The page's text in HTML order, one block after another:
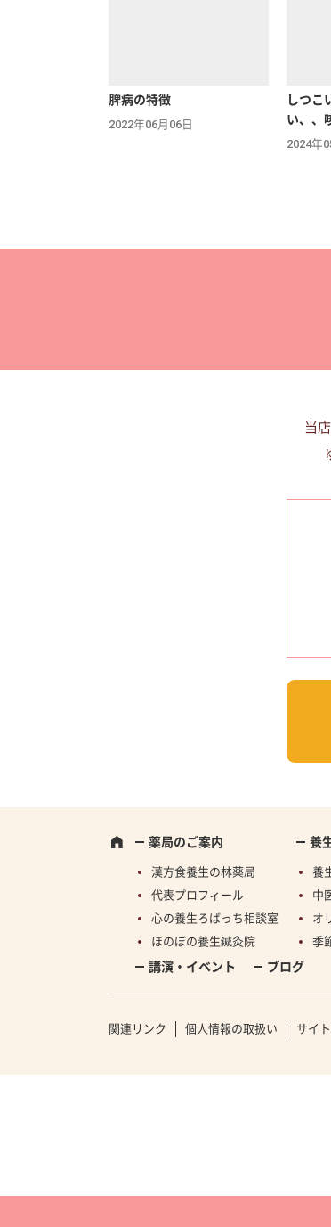
脾病の特徴
2022年06月06日
しつこ
い、、
2024年
当
薬局のご案内
漢方食養生の林薬局
代表プロフィール
心の養生ろばっち相談室
ほのぼの養生鍼灸院
養
養
中
オ
季
講演・イベント ブログ
関連リンク 個人情報の取扱い サイ